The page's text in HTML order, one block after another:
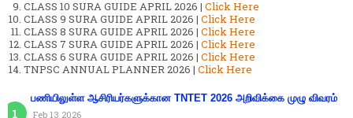
CLASS 10 SURA GUIDE APRIL 2026 | Click Here
CLASS 9 SURA GUIDE APRIL 2026 | Click Here
CLASS 8 SURA GUIDE APRIL 2026 | Click Here
CLASS 7 SURA GUIDE APRIL 2026 | Click Here
CLASS 6 SURA GUIDE APRIL 2026 | Click Here
TNPSC ANNUAL PLANNER 2026 | Click Here
பணியிலுள்ள ஆசிரியர்களுக்கான TNTET 2026 அறிவிக்கை முழு விவரம்
Feb 13 2026